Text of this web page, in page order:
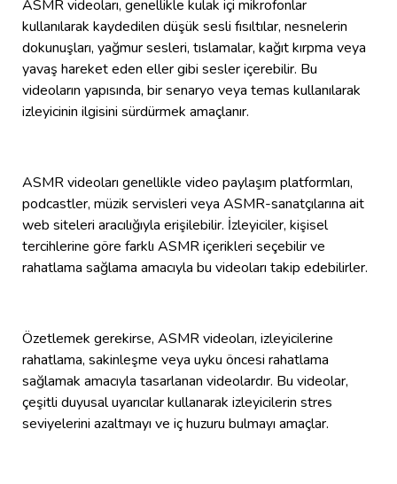
ASMR videoları, genellikle kulak içi mikrofonlar
kullanılarak kaydedilen düşük sesli fısıltılar, nesnelerin
dokunuşları, yağmur sesleri, tıslamalar, kağıt kırpma veya
yavaş hareket eden eller gibi sesler içerebilir. Bu
videoların yapısında, bir senaryo veya temas kullanılarak
izleyicinin ilgisini sürdürmek amaçlanır.
ASMR videoları genellikle video paylaşım platformları,
podcastler, müzik servisleri veya ASMR-sanatçılarına ait
web siteleri aracılığıyla erişilebilir. İzleyiciler, kişisel
tercihlerine göre farklı ASMR içerikleri seçebilir ve
rahatlama sağlama amacıyla bu videoları takip edebilirler.
Özetlemek gerekirse, ASMR videoları, izleyicilerine
rahatlama, sakinleşme veya uyku öncesi rahatlama
sağlamak amacıyla tasarlanan videolardır. Bu videolar,
çeşitli duyusal uyarıcılar kullanarak izleyicilerin stres
seviyelerini azaltmayı ve iç huzuru bulmayı amaçlar.